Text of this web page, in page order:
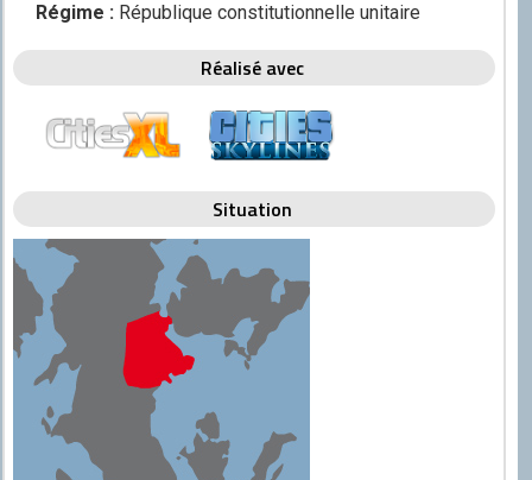
Régime : République constitutionnelle unitaire
Réalisé avec
Situation